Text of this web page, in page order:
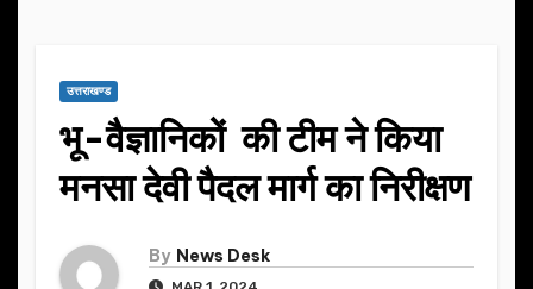
उत्तराखण्ड
भू-वैज्ञानिकों की टीम ने किया
मनसा देवी पैदल मार्ग का निरीक्षण
By News Desk